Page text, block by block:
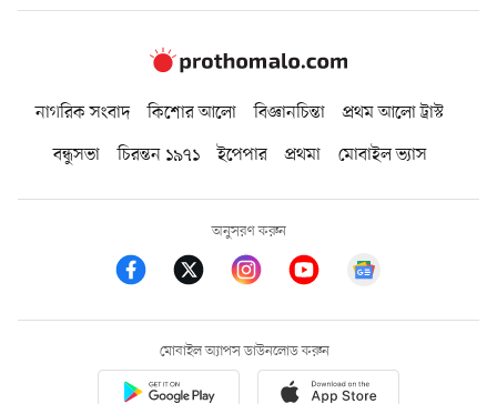
নাগরিক সংবাদ কিশোর আলো বিজ্ঞানচিন্তা
প্রথম আলো ট্রাস্ট
বন্ধুসভা
চিরন্তন ১৯৭১ ইপেপার প্রথমা মোবাইল ভ্যাস
অনুসরণ করুন
মোবাইল অ্যাপস ডাউনলোড করুন